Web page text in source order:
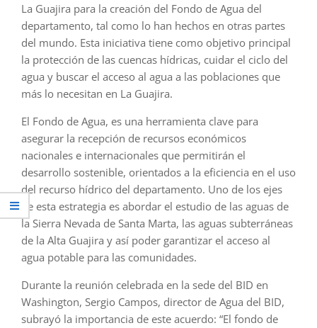
La Guajira para la creación del Fondo de Agua del
departamento, tal como lo han hechos en otras partes
del mundo. Esta iniciativa tiene como objetivo principal
la protección de las cuencas hídricas, cuidar el ciclo del
agua y buscar el acceso al agua a las poblaciones que
más lo necesitan en La Guajira.
El Fondo de Agua, es una herramienta clave para
asegurar la recepción de recursos económicos
nacionales e internacionales que permitirán el
desarrollo sostenible, orientados a la eficiencia en el uso
del recurso hídrico del departamento. Uno de los ejes
de esta estrategia es abordar el estudio de las aguas de
la Sierra Nevada de Santa Marta, las aguas subterráneas
de la Alta Guajira y así poder garantizar el acceso al
agua potable para las comunidades.
Durante la reunión celebrada en la sede del BID en
Washington, Sergio Campos, director de Agua del BID,
subrayó la importancia de este acuerdo: “El fondo de